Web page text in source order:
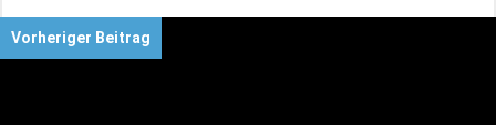
Vorheriger Beitrag